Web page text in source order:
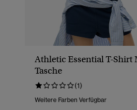
Athletic Essential T-Shirt
Tasche
(1)
Weitere Farben Verfügbar